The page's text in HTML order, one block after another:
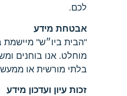
לכם.
אבטחת מידע
"הבית ביו״ש" מיישמת
מוחלט. אנו בוחנים
בלתי מורשית או
זכות עיון ועדכון מידע